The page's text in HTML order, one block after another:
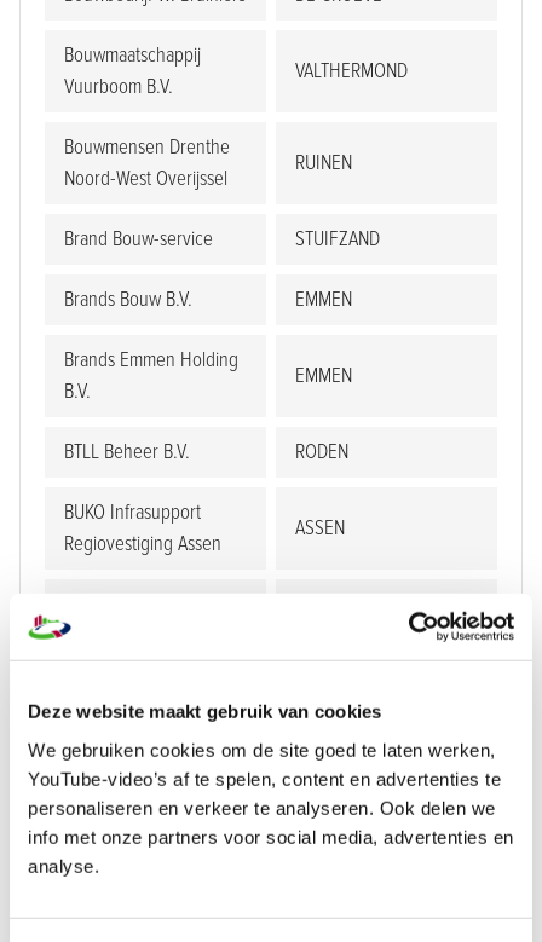
Deze website maakt gebruik van cookies
We gebruiken cookies om de site goed te laten werken,
YouTube-video’s af te spelen, content en advertenties te
personaliseren en verkeer te analyseren. Ook delen we
info met onze partners voor social media, advertenties en
analyse.
Bouwmaatschappij
Vuurboom B.V.
VALTHERMOND
Bouwmensen Drenthe
Noord-West Overijssel
RUINEN
Brand Bouw-service STUIFZAND
Brands Bouw B.V. EMMEN
Brands Emmen Holding
B.V.
EMMEN
BTLL Beheer B.V. RODEN
BUKO Infrasupport
Regiovestiging Assen
ASSEN
B.V.
Staphorst
Construct-ID B.V. BUINEN
CURA Glass Assen ASSEN